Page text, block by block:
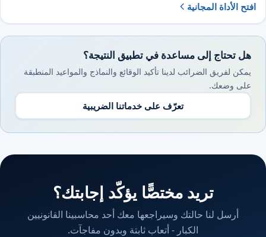
افتح الأداة المجانية
هل تحتاج إلى مساعدة في تطبيق النتيجة؟
يمكن لفريق الضرائب لدينا تأكيد الوقائع والنماذج والمواعيد المنطبقة
على وضعك.
تعرّف على خدماتنا الضريبية
تريد مختصًّا يؤكّد إجابتك؟
أرسل لنا حالتك وسيراجعها معك أحد محاسبينا القانونيين
الكبار - أتعاب ثابتة وبدون مفاجآت.